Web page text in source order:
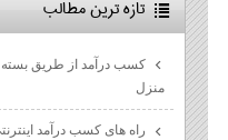
تازه ترين مطالب
کسب درآمد از طریق بسته
منزل
راه های کسب درآمد